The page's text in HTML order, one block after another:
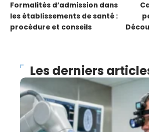
Formalités d’admission dans
les établissements de santé :
procédure et conseils
Les derniers